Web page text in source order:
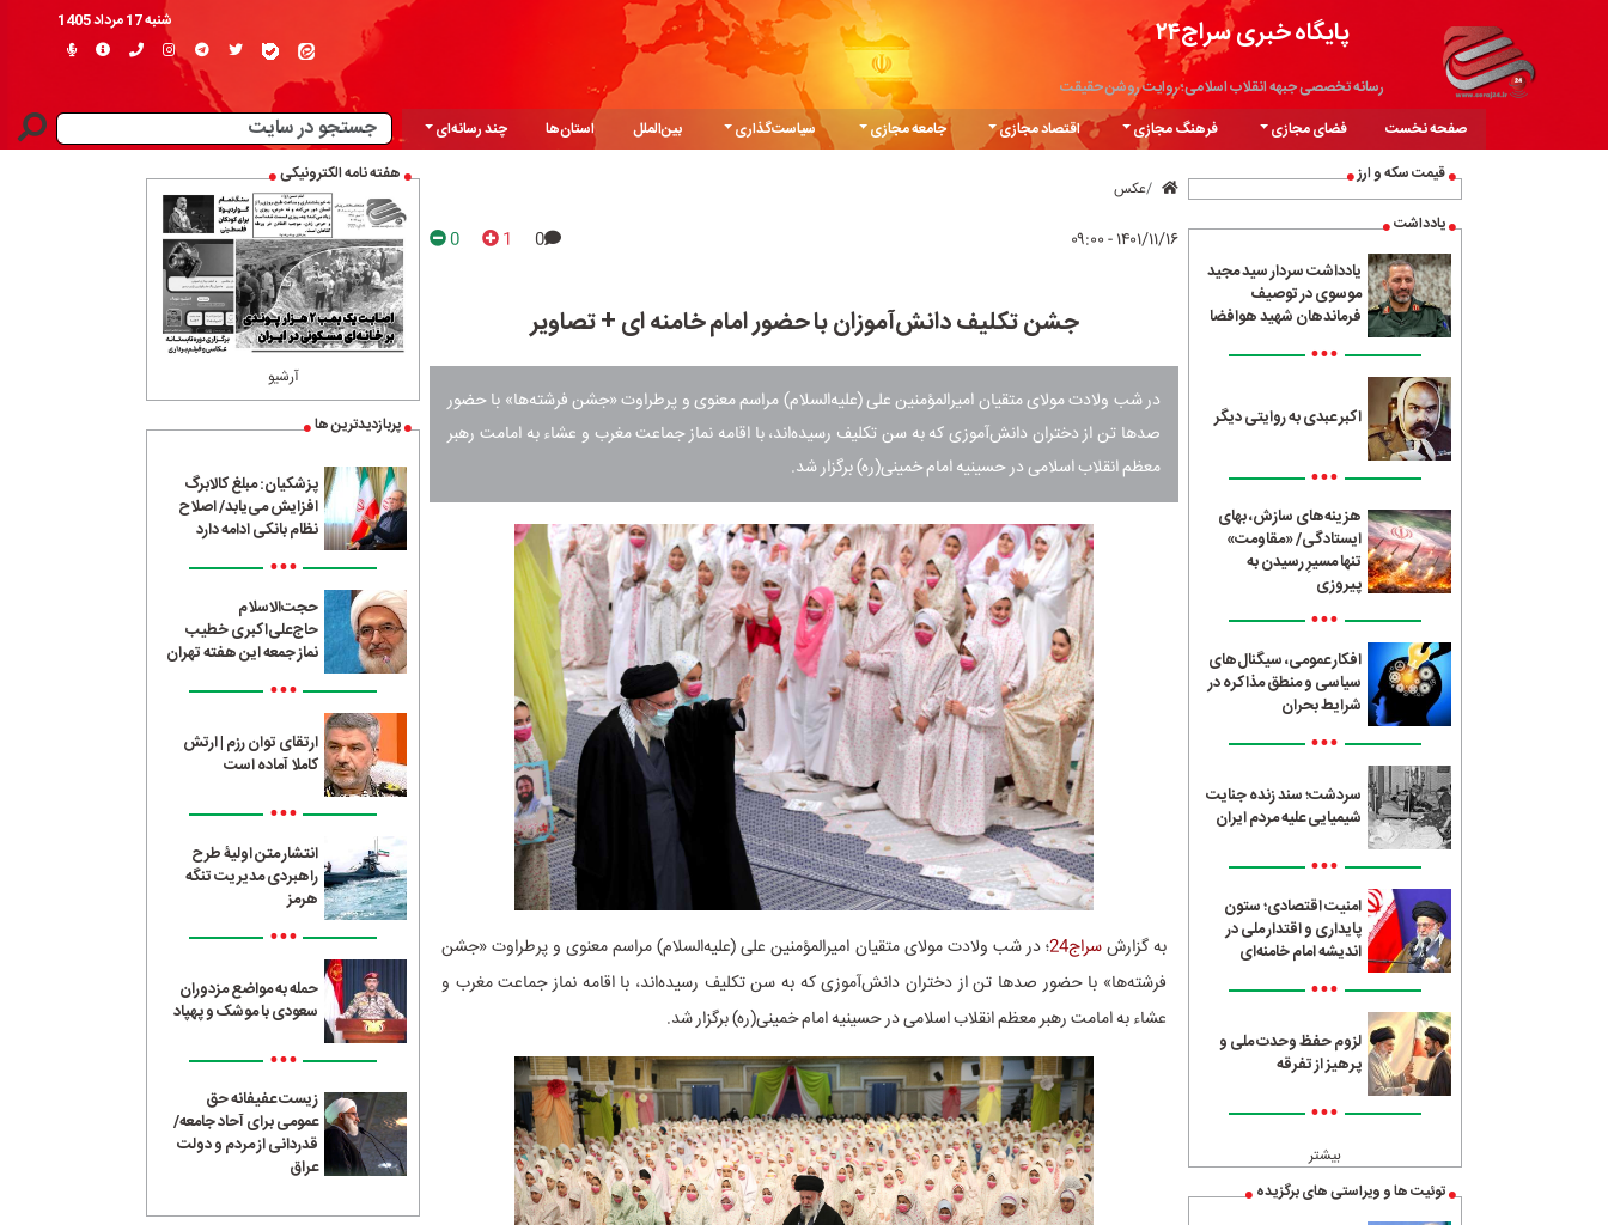
پایگاه خبری سراج۲۴
رسانه تخصصی جبهه انقلاب اسلامی؛ روایت روشن حقیقت
شنبه 17 مرداد 1405
صفحه نخست فضای مجازی فرهنگ مجازی اقتصاد مجازی جامعه مجازی سیاست‌گذاری بین‌الملل استان‌ها
چند رسانه‌ای
قیمت سکه و ارز
یادداشت
یادداشت سردار سید مجید
موسوی در توصیف
فرماندهان شهید هوافضا
•••
اکبر عبدی به روایتی دیگر
•••
هزینه‌های سازش، بهای
ایستادگی/ «مقاومت»
تنها مسیرِ رسیدن به
پیروزی
•••
افکار عمومی، سیگنال‌های
سیاسی و منطق مذاکره در
شرایط بحران
•••
سردشت؛ سند زنده جنایت
شیمیایی علیه مردم ایران
•••
امنیت اقتصادی؛ ستون
پایداری و اقتدار ملی در
اندیشه امام خامنه‌ای
•••
لزوم حفظ وحدت ملی و
پرهیز از تفرقه
•••
بیشتر
توئیت ها و ویراستی های برگزیده
عکس
۱۴۰۱/۱۱/۱۶ - ۰۹:۰۰ 0
1
0
جشن تکلیف دانش‌آموزان با حضور امام خامنه ای + تصاویر
در شب ولادت مولای متقیان امیرالمؤمنین علی (علیه‌السلام) مراسم معنوی و پرطراوت «جشن فرشته‌ها» با حضور
صدها تن از دختران دانش‌آموزی که به سن تکلیف رسیده‌اند، با اقامه نماز جماعت مغرب و عشاء به امامت رهبر
معظم انقلاب اسلامی در حسینیه امام خمینی(ره) برگزار شد.
به گزارشسراج24
؛ در شب ولادت مولای متقیان امیرالمؤمنین علی (علیه‌السلام) مراسم معنوی و پرطراوت «جشن
فرشته‌ها» با حضور صدها تن از دختران دانش‌آموزی که به سن تکلیف رسیده‌اند، با اقامه نماز جماعت مغرب و
عشاء به امامت رهبر معظم انقلاب اسلامی در حسینیه امام خمینی(ره) برگزار شد.
هفته نامه الکترونیکی
آرشیو
پربازدیدترین ها
پزشکیان: مبلغ کالابرگ
افزایش می‌یابد/ اصلاح
نظام بانکی ادامه دارد
•••
حجت‌الاسلام
حاج‌علی‌اکبری خطیب
نماز جمعه این هفته تهران
•••
ارتقای توان رزم | ارتش
کاملا آماده است
•••
انتشار متن اولیۀ طرح
راهبردی مدیریت تنگه
هرمز
•••
حمله به مواضع مزدوران
سعودی با موشک و پهپاد
•••
زیست عفیفانه حق
عمومی برای آحاد جامعه/
قدردانی از مردم و دولت
عراق